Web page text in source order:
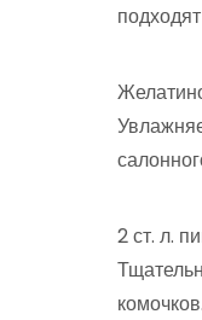
2 ст. л.
комочков.